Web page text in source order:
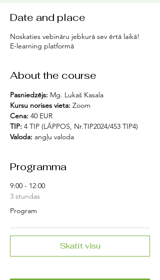
Date and place
Noskaties vebināru jebkurā sev ērtā laikā!
E-learning platformā
About the course
Pasniedzējs: Mg. Lukaš Kasala
Kursu norises vieta: Zoom
Cena: 40 EUR
TIP: 4 TIP (LĀPPOS, Nr.TIP2024/453 TIP4)
Valoda: angļu valoda
Programma
9:00 - 12:00
3 stundas
Program
Skatīt visu